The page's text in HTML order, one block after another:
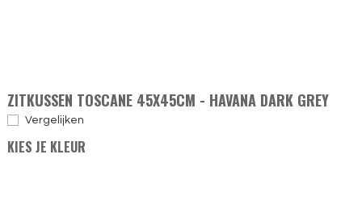
ZITKUSSEN TOSCANE 45X45CM - HAVANA DARK GREY
Vergelijken
KIES JE KLEUR